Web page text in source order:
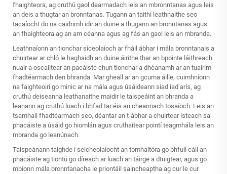
fhaighteora, ag cruthú gaol dearmadach leis an mbronntanas agus leis
an deis a thugtar an bronntanas. Tugann an taithí leathnaithe seo
tacaíocht do na caidrimh idir an duine a thugann an bronntanas agus
an fhaighteora ag an am céanna agus ag fás an gaol leis an mbranda.
Leathnaíonn an tionchar síceolaíoch ar fháil ábhar i mála bronntanais a
chuirtear ar chló le haghaidh an duine áirithe thar an bpointe láithreach
nuair a oscailtear an pacáiste chun tionchar a dhéanamh ar an tuairim
fhadtéarmach den bhranda. Mar gheall ar an gcuma áille, cuimhníonn
na faighteoirí go minic ar na mála agus úsáideann siad iad arís, ag
cruthú deiseanna leathanaithe maidir le taispeáint an bhranda a
leanann ag cruthú luach i bhfad tar éis an cheannach tosaíoch. Leis an
tsamhail fhadtéarmach seo, déantar an t-ábhar a chuirtear isteach sa
phacáiste a úsáid go hiomlán agus cruthaítear pointí teagmhála leis an
mbranda go leanúnach.
Taispeánann taighde i seicheolaíocht an tomhaltóra go bhfuil cáil an
phacáiste ag tiontú go díreach ar luach an táirge a dtuigtear, agus go
mbíonn mála bronntanacha le priontáil saincheaptha ag cur le cur